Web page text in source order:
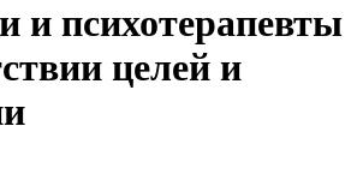
и психотерапевты
целей и